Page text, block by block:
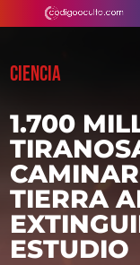
CIENCIA
1.700
TIERRA
ESTUDIO